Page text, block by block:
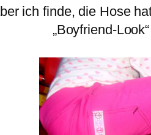
ich finde, die Hose
„Boyfriend-